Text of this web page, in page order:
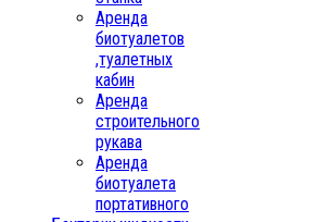
Аренда
биотуалетов
,туалетных
кабин
Аренда
строительного
рукава
Аренда
биотуалета
портативного